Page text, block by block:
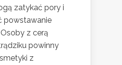
zatykać pory i
powstawanie
z cerą
powinny
z